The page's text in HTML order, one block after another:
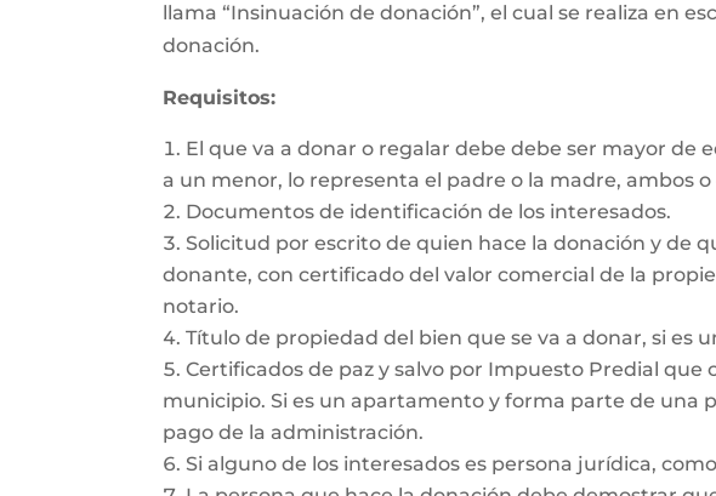
llama “Insinuación de donación”, el cual se realiza en
donación.
Requisitos:
El que va a donar o regalar debe debe ser mayor de
a un menor, lo representa el padre o la madre, ambos
Documentos de identificación de los interesados.
Solicitud por escrito de quien hace la donación y de
donante, con certificado del valor comercial de la
notario.
Título de propiedad del bien que se va a donar, si es
Certificados de paz y salvo por Impuesto Predial
municipio. Si es un apartamento y forma parte de una
pago de la administración.
Si alguno de los interesados es persona jurídica,